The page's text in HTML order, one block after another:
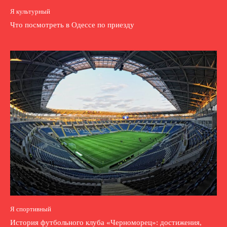
Я культурный
Что посмотреть в Одессе по приезду
Я спортивный
История футбольного клуба «Черноморец»: достижения,